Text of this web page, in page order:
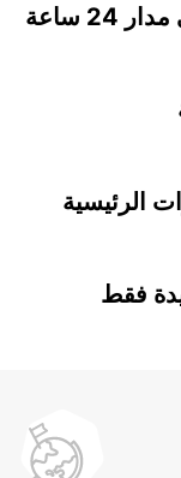
ساعة
فقط